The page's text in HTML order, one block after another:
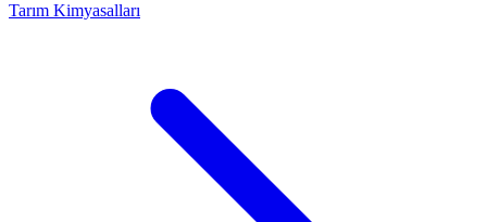
Tarım Kimyasalları